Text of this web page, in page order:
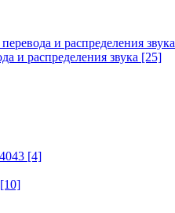
и распределения звука
и распределения звука [25]
[4]
[10]